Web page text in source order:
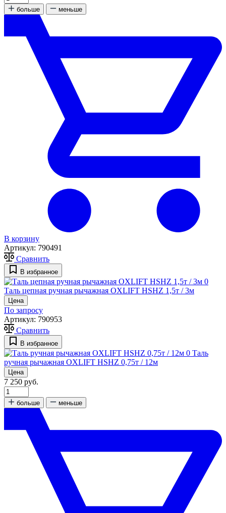
больше меньше
В корзину
Артикул: 790491
Сравнить
В избранное
0
Таль цепная ручная рычажная OXLIFT HSHZ 1,5т / 3м
Цена
По запросу
Артикул: 790953
Сравнить
В избранное
0 Таль
ручная рычажная OXLIFT HSHZ 0,75т / 12м
Цена
7 250 руб.
больше меньше